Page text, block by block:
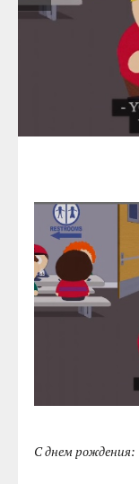
С днем рождения: